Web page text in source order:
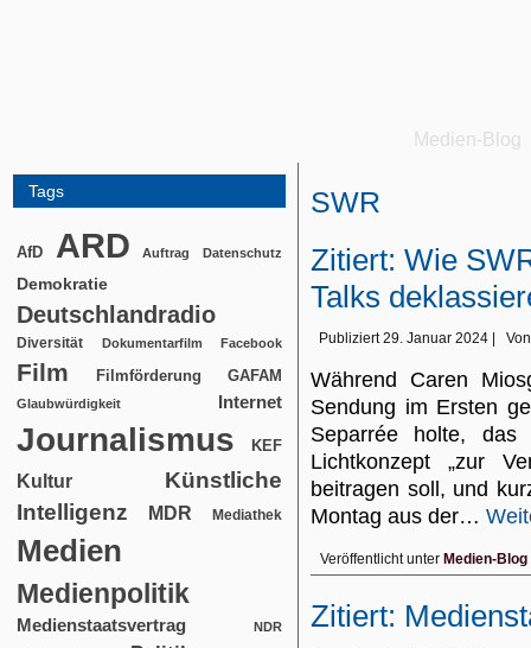
Medien-Blog
Tags
AfD ARD Auftrag Datenschutz
Demokratie
Deutschlandradio
Diversität Dokumentarfilm Facebook
Film Filmförderung GAFAM
Glaubwürdigkeit Internet
Journalismus KEF
Kultur
Künstliche
Intelligenz
MDR Mediathek
Medien
Medienpolitik
Medienstaatsvertrag NDR
SWR
Zitiert: Wie
Talks
Publiziert 29. Januar 2024 Von
Während Caren
Sendung im Ersten
Separrée holte, das
Lichtkonzept „zur
beitragen soll, und
Montag aus der…
Veröffentlicht unter Medien-Blog
Zitiert: